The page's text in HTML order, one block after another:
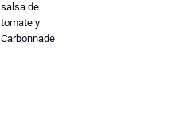
salsa de
tomate y
Carbonnade